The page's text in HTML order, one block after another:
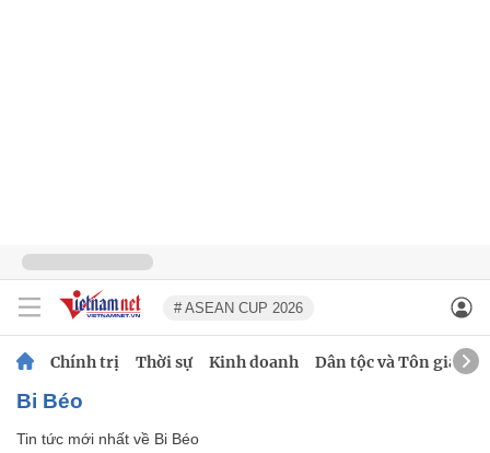
# ASEAN CUP 2026
Chính trị Thời sự Kinh doanh Dân tộc và Tôn giáo
Bi Béo
Tin tức mới nhất về Bi Béo